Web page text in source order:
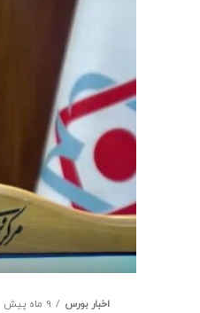
اخبار بورس 9 ماه پیش